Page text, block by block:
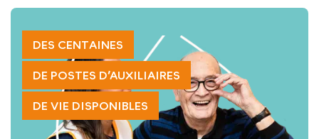
DES CENTAINES
DE POSTES D’AUXILIAIRES
DE VIE DISPONIBLES